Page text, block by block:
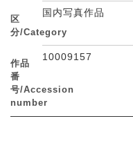
区
分/Category
国内写真作品
作品
番
号/Accession
number
10009157